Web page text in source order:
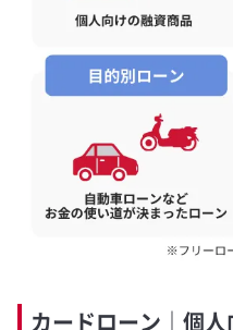
カードローン｜個